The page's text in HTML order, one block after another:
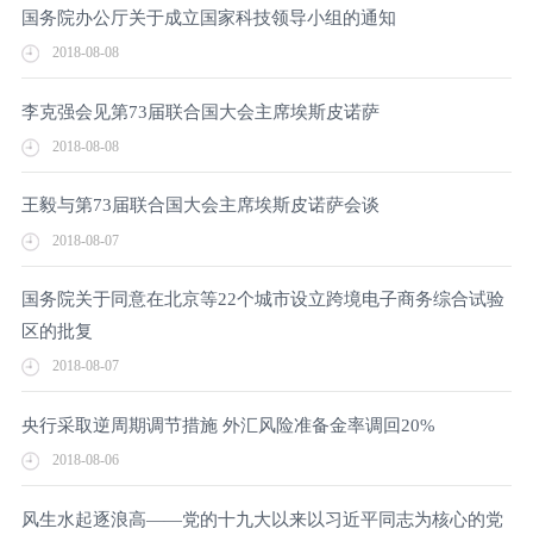
国务院办公厅关于成立国家科技领导小组的通知
2018-08-08
李克强会见第73届联合国大会主席埃斯皮诺萨
2018-08-08
王毅与第73届联合国大会主席埃斯皮诺萨会谈
2018-08-07
国务院关于同意在北京等22个城市设立跨境电子商务综合试验
区的批复
2018-08-07
央行采取逆周期调节措施 外汇风险准备金率调回20%
2018-08-06
风生水起逐浪高——党的十九大以来以习近平同志为核心的党